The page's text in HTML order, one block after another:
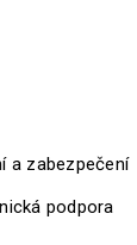
a zabezpečení
podpora